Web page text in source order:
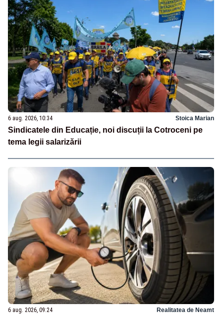
6 aug. 2026, 10:34 Stoica Marian
Sindicatele din Educație, noi discuții la Cotroceni pe
tema legii salarizării
6 aug. 2026, 09:24 Realitatea de Neamt